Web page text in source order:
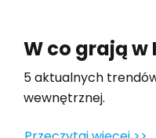
W co grają w
5 aktualnych
wewnętrznej.